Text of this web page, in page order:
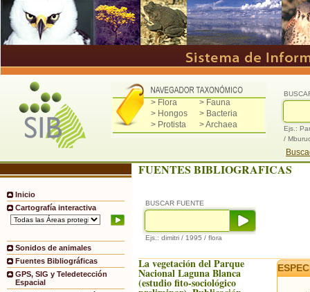
> Flora
> Fauna
> Hongos
> Bacteria
> Protista
> Archaea
Ejs.:
/
Inicio
Cartografía interactiva
Sonidos de animales
Fuentes Bibliográficas
GPS, SIG y Teledetección
Espacial
FUENTES BIBLIOGRAFICAS
BUSCAR FUENTE
Ejs.: dimitri / 1995 / flora
La vegetación del Parque
Nacional Laguna Blanca
(estudio fito-sociológico